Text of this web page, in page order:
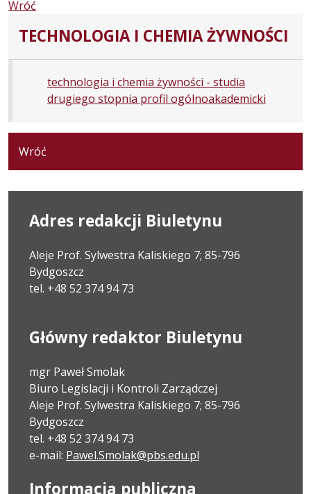
Wróć
TECHNOLOGIA I CHEMIA ŻYWNOŚCI
technologia i chemia żywności - studia
drugiego stopnia profil ogólnoakademicki
Wróć
Adres redakcji Biuletynu
Aleje Prof. Sylwestra Kaliskiego 7; 85-796
Bydgoszcz
tel. +48 52 374 94 73
Główny redaktor Biuletynu
mgr Paweł Smolak
Biuro Legislacji i Kontroli Zarządczej
Aleje Prof. Sylwestra Kaliskiego 7; 85-796
Bydgoszcz
tel. +48 52 374 94 73
e-mail: Pawel.Smolak@pbs.edu.pl
Informacja publiczna